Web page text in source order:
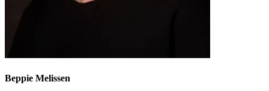
Beppie Melissen